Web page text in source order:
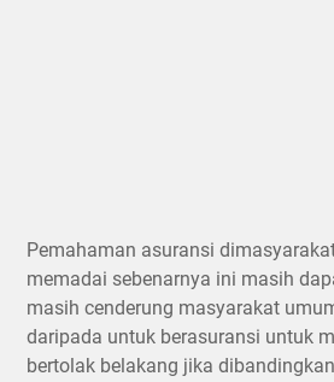
Pemahaman asuransi
memadai sebenarnya ini masih
masih cenderung masyarakat
daripada untuk berasuransi untuk
bertolak belakang jika